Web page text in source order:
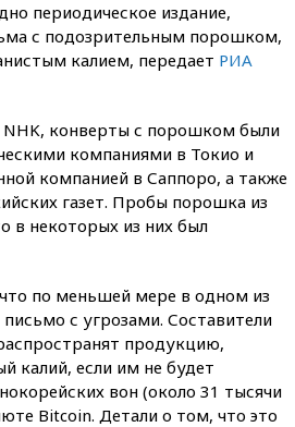
периодическое издание,
с подозрительным порошком,
калием, передает РИА
конверты с порошком были
компаниями в Токио и
компанией в Саппоро, а также
газет. Пробы порошка из
в некоторых из них был
по меньшей мере в одном из
с угрозами. Составители
продукцию,
калий, если им не будет
вон (около 31 тысячи
Bitcoin. Детали о том, что это